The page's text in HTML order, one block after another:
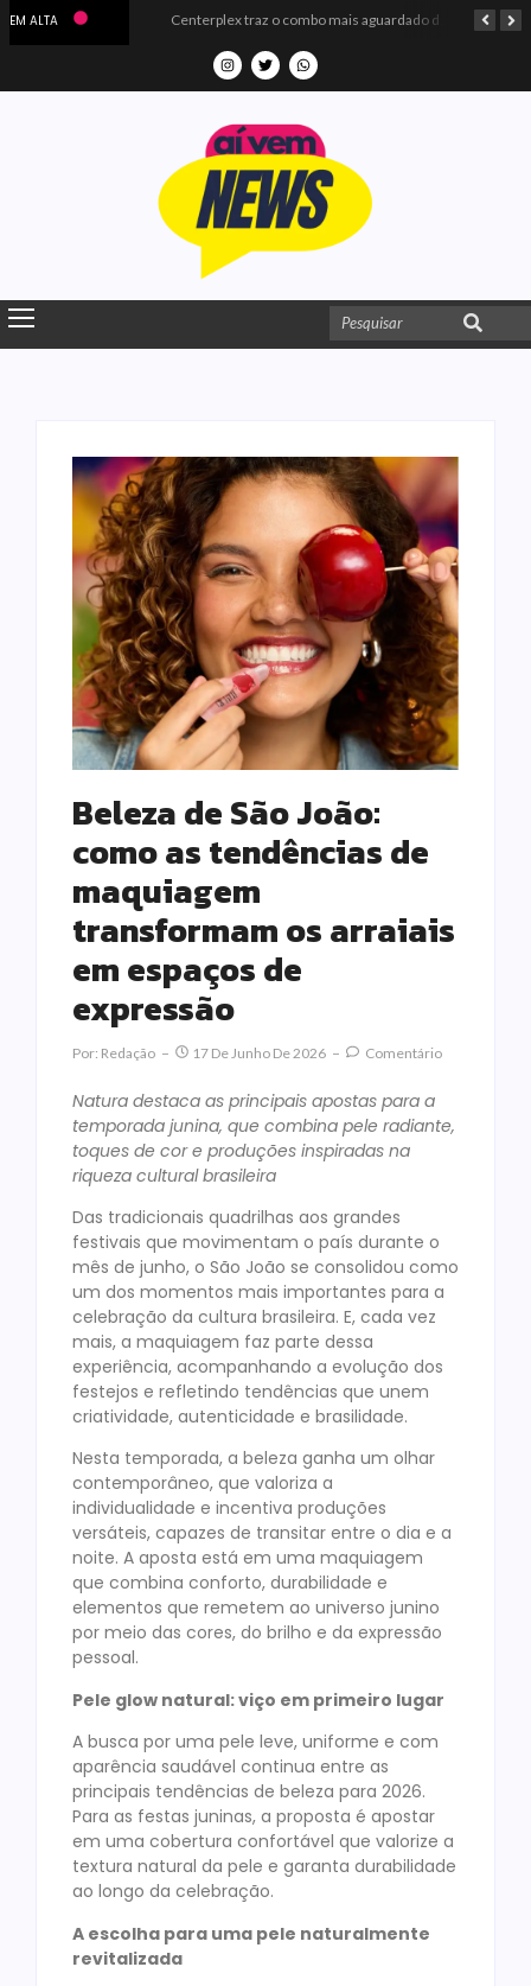
EM ALTA
Beleza de São João:
como as tendências de
maquiagem
transformam os arraiais
em espaços de
expressão
Por: Redação 17 De Junho De 2026 Comentário
Natura destaca as principais apostas para a
temporada junina, que combina pele radiante,
toques de cor e produções inspiradas na
riqueza cultural brasileira
Das tradicionais quadrilhas aos grandes
festivais que movimentam o país durante o
mês de junho, o São João se consolidou como
um dos momentos mais importantes para a
celebração da cultura brasileira. E, cada vez
mais, a maquiagem faz parte dessa
experiência, acompanhando a evolução dos
festejos e refletindo tendências que unem
criatividade, autenticidade e brasilidade.
Nesta temporada, a beleza ganha um olhar
contemporâneo, que valoriza a
individualidade e incentiva produções
versáteis, capazes de transitar entre o dia e a
noite. A aposta está em uma maquiagem
que combina conforto, durabilidade e
elementos que remetem ao universo junino
por meio das cores, do brilho e da expressão
pessoal.
Pele glow natural: viço em primeiro lugar
A busca por uma pele leve, uniforme e com
aparência saudável continua entre as
principais tendências de beleza para 2026.
Para as festas juninas, a proposta é apostar
em uma cobertura confortável que valorize a
textura natural da pele e garanta durabilidade
ao longo da celebração.
A escolha para uma pele naturalmente
revitalizada